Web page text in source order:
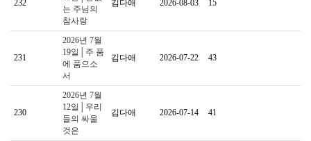
232
는 주님의
참사랑
김다애 2026-08-03 15
231
2026년 7월
19일│주 품
에 품으소
서
김다애 2026-07-22 43
230
2026년 7월
12일│우리
들의 싸울
것은
김다애 2026-07-14 41